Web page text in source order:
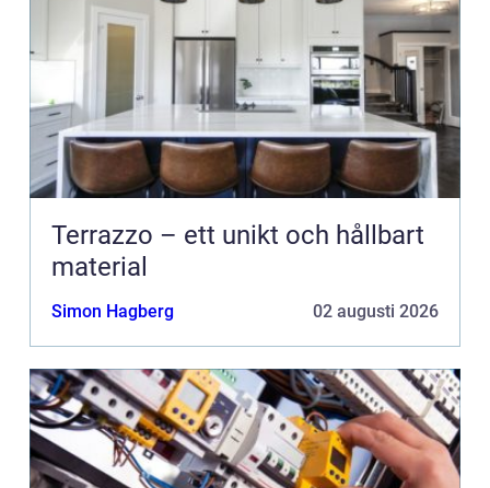
Terrazzo – ett unikt och hållbart
material
Simon Hagberg 02 augusti 2026